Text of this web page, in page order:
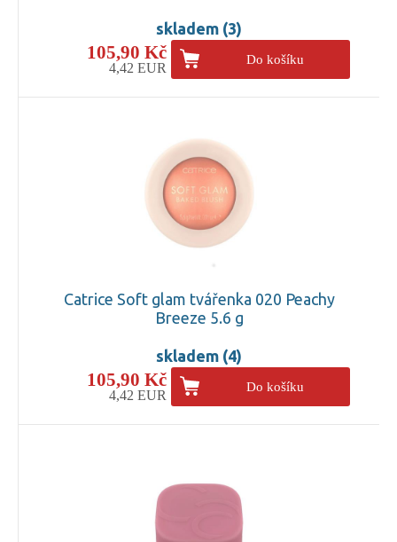
skladem (3)
105,90 Kč
4,42 EUR
Do košíku
Catrice Soft glam tvářenka 020 Peachy
Breeze 5.6 g
skladem (4)
105,90 Kč
4,42 EUR
Do košíku